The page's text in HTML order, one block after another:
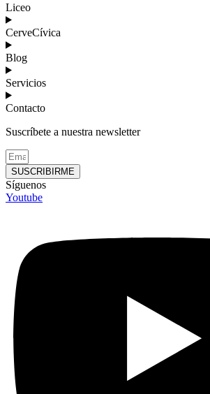
Liceo
CerveCívica
Blog
Servicios
Contacto
Suscríbete a nuestra newsletter
SUSCRIBIRME
Síguenos
Youtube